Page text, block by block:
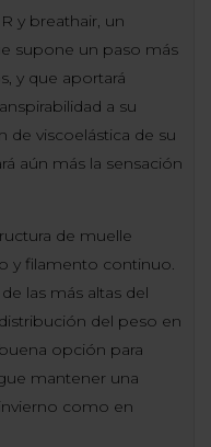
y breathair, un
supone un paso más
y que aportará
a su
de viscoelástica de su
aún más la sensación
de muelle
y filamento continuo.
las más altas del
del peso en
opción para
mantener una
como en